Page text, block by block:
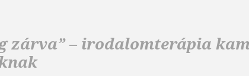
zárva” – irodalomterápia